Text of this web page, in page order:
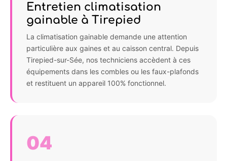
Entretien climatisation
gainable à Tirepied
La climatisation gainable demande une attention
particulière aux gaines et au caisson central. Depuis
Tirepied-sur-Sée, nos techniciens accèdent à ces
équipements dans les combles ou les faux-plafonds
et restituent un appareil 100% fonctionnel.
04